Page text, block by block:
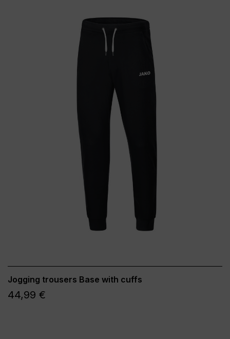
Jogging trousers Base with cuffs
44,99 €